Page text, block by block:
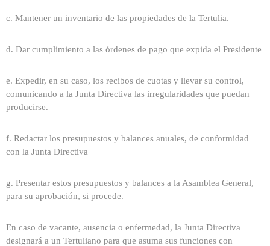
c. Mantener un inventario de las propiedades de la Tertulia.
d. Dar cumplimiento a las órdenes de pago que expida el Presidente
e. Expedir, en su caso, los recibos de cuotas y llevar su control,
comunicando a la Junta Directiva las irregularidades que puedan
producirse.
f. Redactar los presupuestos y balances anuales, de conformidad
con la Junta Directiva
g. Presentar estos presupuestos y balances a la Asamblea General,
para su aprobación, si procede.
En caso de vacante, ausencia o enfermedad, la Junta Directiva
designará a un Tertuliano para que asuma sus funciones con